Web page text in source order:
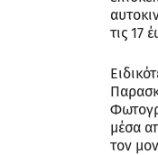
τις 17
μέσα
τον